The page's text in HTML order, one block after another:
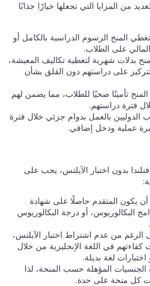
من المزايا التي تجعلها خيارًا جذابًا
المنح الرسوم الدراسية بالكامل أو
على الطلاب.
بدلات شهرية لتغطية تكاليف المعيشة،
على دراستهم دون القلق بشأن
تأمينًا صحيًا للطلاب، مما يضمن لهم
فترة دراستهم.
الدوليين بالعمل بدوام جزئي خلال فترة
عملية ودخل إضافي.
بدون اختبار الآيلتس، يجب على
يكون المتقدم حاصلًا على شهادة
البكالوريوس، أو درجة البكالوريوس
الرغم من عدم اشتراط اختبار الآيلتس،
في اللغة الإنجليزية من خلال
لغة بديلة.
الجنسيات المؤهلة حسب المنحة، لذا
كل منحة على حدة.